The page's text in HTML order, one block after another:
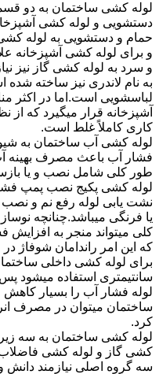
لوله کشی ساختمان به دو
دستشویی و لوله کشی
حمام و دستشویی به لوله
و برای لوله کشی آشپزخانه
و سرد به لوله کشی گاز نیز
به نام لاندری نیز ساخته
لباسشویی است.اما در اکثر
آشپزخانه قرار میگیرد که
کاری کاملاً غلط است.
لوله کشی آب ساختمان به
فشار آب باعث مصرف بهینه
طور کلی شامل نصب و یا
لوله کشی پکیج نصب پمپ
نشت یابی لوله رفع نم و
یا فرنگی میباشد.چنانچه
کلی میتواند منجر به
که این امر راندامان شوفاژ
سانتیمتری استفاده میشود
لوله فشار آب را بسیار
ساختمان میتوان در مصرف
کرد.
لوله کشی ساختمان به سه
کشی گاز و لوله کشی فاضلاب
سه گروه اصلی نیازمند